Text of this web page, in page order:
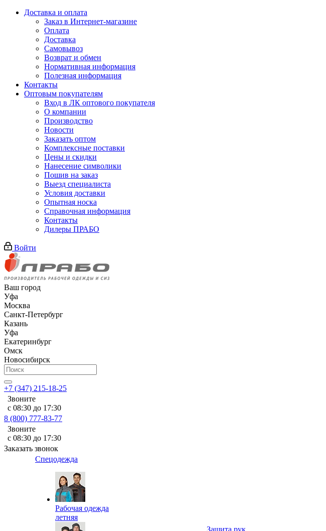
Доставка и оплата
Заказ в Интернет-магазине
Оплата
Доставка
Самовывоз
Возврат и обмен
Нормативная информация
Полезная информация
Контакты
Оптовым покупателям
Вход в ЛК оптового покупателя
О компании
Производство
Новости
Заказать оптом
Комплексные поставки
Цены и скидки
Нанесение символики
Пошив на заказ
Выезд специалиста
Условия доставки
Опытная носка
Справочная информация
Контакты
Дилеры ПРАБО
Войти
Ваш город
Уфа
Москва
Санкт-Петербург
Казань
Уфа
Екатеринбург
Омск
Новосибирск
+7 (347) 215-18-25
Звоните
с 08:30 до 17:30
8 (800) 777-83-77
Звоните
с 08:30 до 17:30
Заказать звонок
Спецодежда
Рабочая одежда
летняя
Защита рук